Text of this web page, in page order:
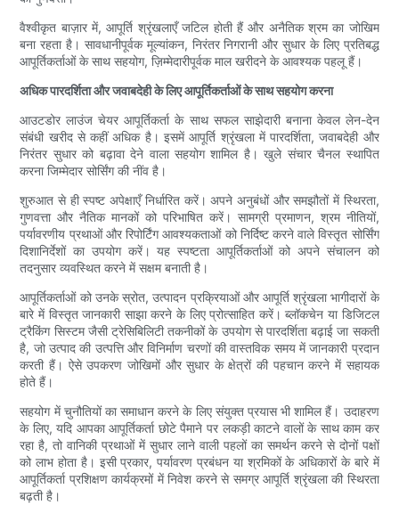
वैश्वीकृत बाज़ार में, आपूर्ति श्रृंखलाएँ जटिल होती हैं और अनैतिक श्रम का जोखिम
बना रहता है। सावधानीपूर्वक मूल्यांकन, निरंतर निगरानी और सुधार के लिए प्रतिबद्ध
आपूर्तिकर्ताओं के साथ सहयोग, ज़िम्मेदारीपूर्वक माल खरीदने के आवश्यक पहलू हैं।
अधिक पारदर्शिता और जवाबदेही के लिए आपूर्तिकर्ताओं के साथ सहयोग करना
आउटडोर लाउंज चेयर आपूर्तिकर्ता के साथ सफल साझेदारी बनाना केवल लेन-देन
संबंधी खरीद से कहीं अधिक है। इसमें आपूर्ति श्रृंखला में पारदर्शिता, जवाबदेही और
निरंतर सुधार को बढ़ावा देने वाला सहयोग शामिल है। खुले संचार चैनल स्थापित
करना जिम्मेदार सोर्सिंग की नींव है।
शुरुआत से ही स्पष्ट अपेक्षाएँ निर्धारित करें। अपने अनुबंधों और समझौतों में स्थिरता,
गुणवत्ता और नैतिक मानकों को परिभाषित करें। सामग्री प्रमाणन, श्रम नीतियों,
पर्यावरणीय प्रथाओं और रिपोर्टिंग आवश्यकताओं को निर्दिष्ट करने वाले विस्तृत सोर्सिंग
दिशानिर्देशों का उपयोग करें। यह स्पष्टता आपूर्तिकर्ताओं को अपने संचालन को
तदनुसार व्यवस्थित करने में सक्षम बनाती है।
आपूर्तिकर्ताओं को उनके स्रोत, उत्पादन प्रक्रियाओं और आपूर्ति श्रृंखला भागीदारों के
बारे में विस्तृत जानकारी साझा करने के लिए प्रोत्साहित करें। ब्लॉकचेन या डिजिटल
ट्रैकिंग सिस्टम जैसी ट्रेसिबिलिटी तकनीकों के उपयोग से पारदर्शिता बढ़ाई जा सकती
है, जो उत्पाद की उत्पत्ति और विनिर्माण चरणों की वास्तविक समय में जानकारी प्रदान
करती हैं। ऐसे उपकरण जोखिमों और सुधार के क्षेत्रों की पहचान करने में सहायक
होते हैं।
सहयोग में चुनौतियों का समाधान करने के लिए संयुक्त प्रयास भी शामिल हैं। उदाहरण
के लिए, यदि आपका आपूर्तिकर्ता छोटे पैमाने पर लकड़ी काटने वालों के साथ काम कर
रहा है, तो वानिकी प्रथाओं में सुधार लाने वाली पहलों का समर्थन करने से दोनों पक्षों
को लाभ होता है। इसी प्रकार, पर्यावरण प्रबंधन या श्रमिकों के अधिकारों के बारे में
आपूर्तिकर्ता प्रशिक्षण कार्यक्रमों में निवेश करने से समग्र आपूर्ति श्रृंखला की स्थिरता
बढ़ती है।